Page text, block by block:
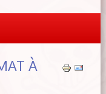
À